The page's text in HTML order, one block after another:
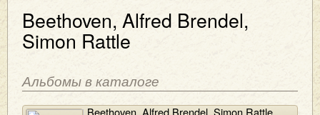
Beethoven, Alfred Brendel,
Simon Rattle
Альбомы в каталоге
Beethoven, Alfred Brendel, Simon Rattle